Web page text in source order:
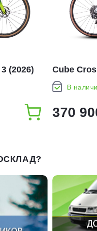
(2026) Cube
В
370